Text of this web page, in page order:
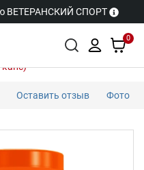
ВЕТЕРАНСКИЙ СПОРТ
0
капс)
Оставить отзыв Фото